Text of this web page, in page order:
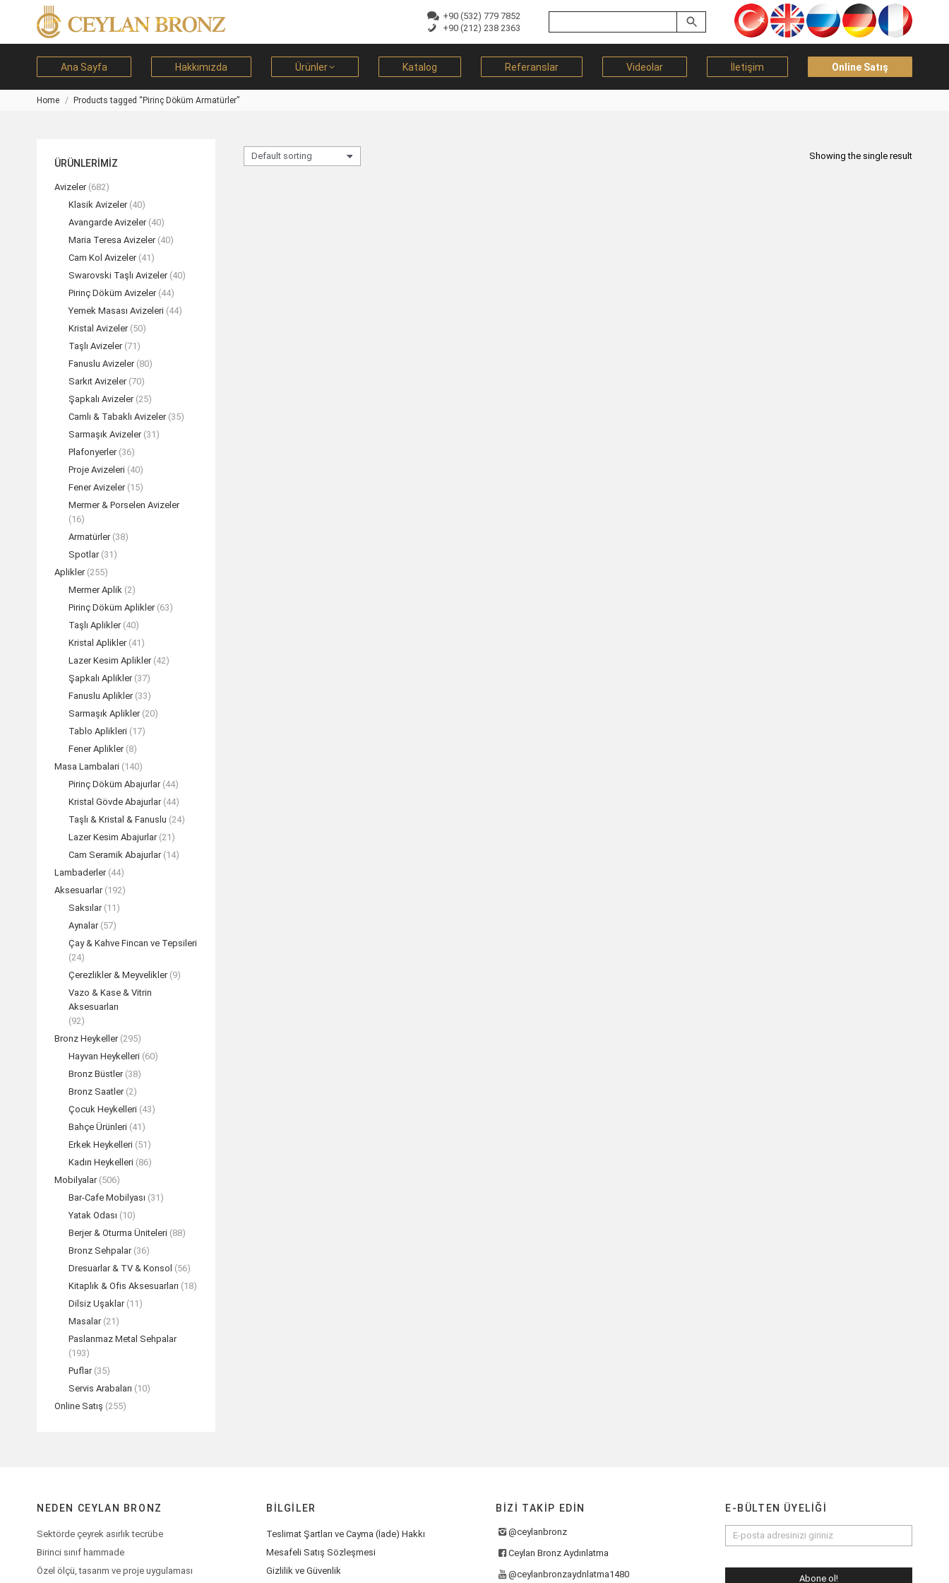
+90 (532) 779 7852
+90 (212) 238 2363
Ana Sayfa Hakkımızda Ürünler Katalog Referanslar Videolar İletişim Online Satış
You are here:
Home Products tagged “Pirinç Döküm Armatürler”
Showing the single result
ÜRÜNLERİMİZ
Avizeler (682)
Klasik Avizeler (40)
Avangarde Avizeler (40)
Maria Teresa Avizeler (40)
Cam Kol Avizeler (41)
Swarovski Taşlı Avizeler (40)
Pirinç Döküm Avizeler (44)
Yemek Masası Avizeleri (44)
Kristal Avizeler (50)
Taşlı Avizeler (71)
Fanuslu Avizeler (80)
Sarkıt Avizeler (70)
Şapkalı Avizeler (25)
Camlı & Tabaklı Avizeler (35)
Sarmaşık Avizeler (31)
Plafonyerler (36)
Proje Avizeleri (40)
Fener Avizeler (15)
Mermer & Porselen Avizeler
(16)
Armatürler (38)
Spotlar (31)
Aplikler (255)
Mermer Aplik (2)
Pirinç Döküm Aplikler (63)
Taşlı Aplikler (40)
Kristal Aplikler (41)
Lazer Kesim Aplikler (42)
Şapkalı Aplikler (37)
Fanuslu Aplikler (33)
Sarmaşık Aplikler (20)
Tablo Aplikleri (17)
Fener Aplikler (8)
Masa Lambalari (140)
Pirinç Döküm Abajurlar (44)
Kristal Gövde Abajurlar (44)
Taşlı & Kristal & Fanuslu (24)
Lazer Kesim Abajurlar (21)
Cam Seramik Abajurlar (14)
Lambaderler (44)
Aksesuarlar (192)
Saksılar (11)
Aynalar (57)
Çay & Kahve Fincan ve Tepsileri
(24)
Çerezlikler & Meyvelikler (9)
Vazo & Kase & Vitrin
Aksesuarları
(92)
Bronz Heykeller (295)
Hayvan Heykelleri (60)
Bronz Büstler (38)
Bronz Saatler (2)
Çocuk Heykelleri (43)
Bahçe Ürünleri (41)
Erkek Heykelleri (51)
Kadın Heykelleri (86)
Mobilyalar (506)
Bar-Cafe Mobilyası (31)
Yatak Odası (10)
Berjer & Oturma Üniteleri (88)
Bronz Sehpalar (36)
Dresuarlar & TV & Konsol (56)
Kitaplık & Ofis Aksesuarları (18)
Dilsiz Uşaklar (11)
Masalar (21)
Paslanmaz Metal Sehpalar
(193)
Puflar (35)
Servis Arabaları (10)
Online Satış (255)
NEDEN CEYLAN BRONZ
Sektörde çeyrek asırlık tecrübe
Birinci sınıf hammade
Özel ölçü, tasarım ve proje uygulaması
BILGILER
Teslimat Şartları ve Cayma (İade) Hakkı
Mesafeli Satış Sözleşmesi
Gizlilik ve Güvenlik
BIZI TAKIP EDIN
@ceylanbronz
Ceylan Bronz Aydınlatma
@ceylanbronzaydnlatma1480
E-BÜLTEN ÜYELIĞI